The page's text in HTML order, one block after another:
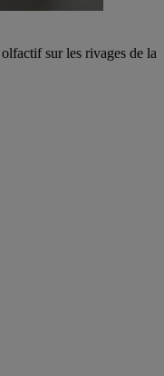
sur les rivages de la